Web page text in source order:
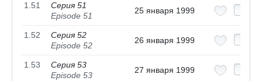
1.51
Серия 51
Episode 51
25 января 1999
1.52
Серия 52
Episode 52
26 января 1999
1.53
Серия 53
Episode 53
27 января 1999